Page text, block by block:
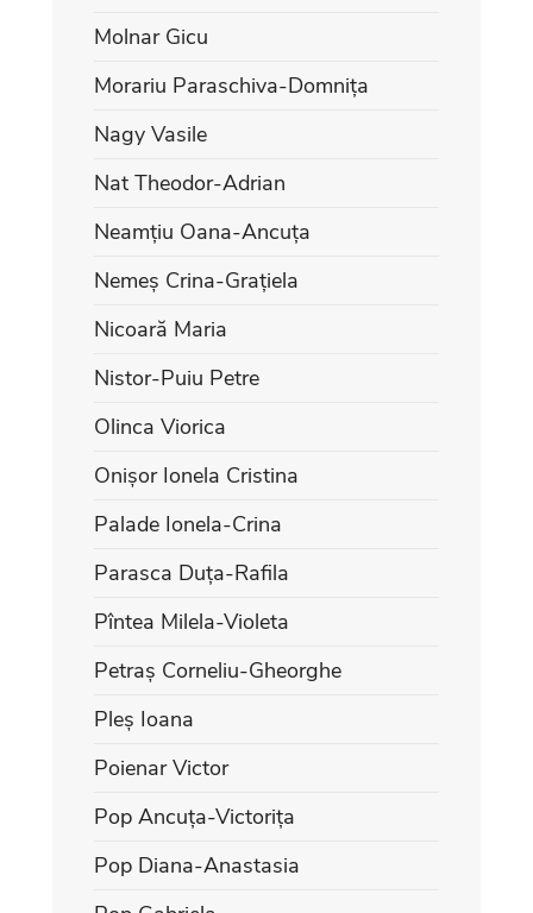
Molnar Gicu
Morariu Paraschiva-Domnița
Nagy Vasile
Nat Theodor-Adrian
Neamțiu Oana-Ancuța
Nemeș Crina-Grațiela
Nicoară Maria
Nistor-Puiu Petre
Olinca Viorica
Onișor Ionela Cristina
Palade Ionela-Crina
Parasca Duța-Rafila
Pîntea Milela-Violeta
Petraș Corneliu-Gheorghe
Pleș Ioana
Poienar Victor
Pop Ancuța-Victorița
Pop Diana-Anastasia